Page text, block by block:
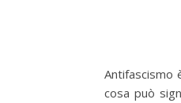
Antifascismo
cosa può